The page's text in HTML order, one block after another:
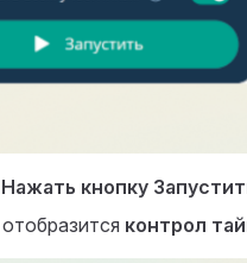
Нажать кнопку
контрол